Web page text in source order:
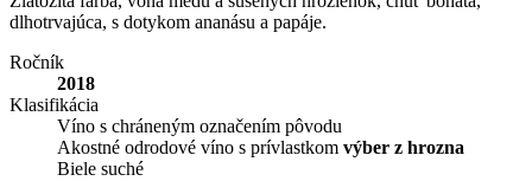
dlhotrvajúca, s dotykom ananásu a papáje.
Ročník
2018
Klasifikácia
Víno s chráneným označením pôvodu
Akostné odrodové víno s prívlastkom výber z hrozna
Biele suché